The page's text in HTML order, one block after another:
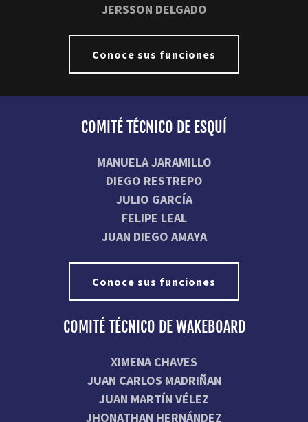
JERSSON DELGADO
Conoce sus funciones
COMITÉ TÉCNICO DE ESQUÍ
MANUELA JARAMILLO
DIEGO RESTREPO
JULIO GARCÍA
FELIPE LEAL
JUAN DIEGO AMAYA
Conoce sus funciones
COMITÉ TÉCNICO DE WAKEBOARD
XIMENA CHAVES
JUAN CARLOS MADRIÑAN
JUAN MARTÍN VÉLEZ
JHONATHAN HERNÁNDEZ